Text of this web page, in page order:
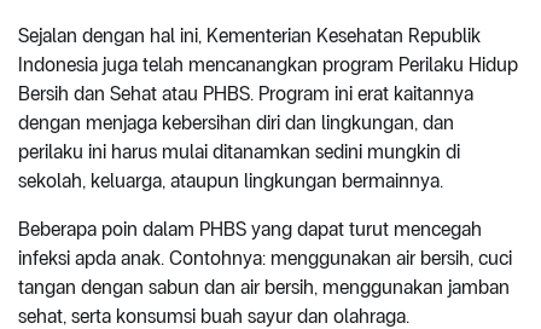
Sejalan dengan hal ini, Kementerian Kesehatan Republik
Indonesia juga telah mencanangkan program Perilaku Hidup
Bersih dan Sehat atau PHBS. Program ini erat kaitannya
dengan menjaga kebersihan diri dan lingkungan, dan
perilaku ini harus mulai ditanamkan sedini mungkin di
sekolah, keluarga, ataupun lingkungan bermainnya.
Beberapa poin dalam PHBS yang dapat turut mencegah
infeksi apda anak. Contohnya: menggunakan air bersih, cuci
tangan dengan sabun dan air bersih, menggunakan jamban
sehat, serta konsumsi buah sayur dan olahraga.